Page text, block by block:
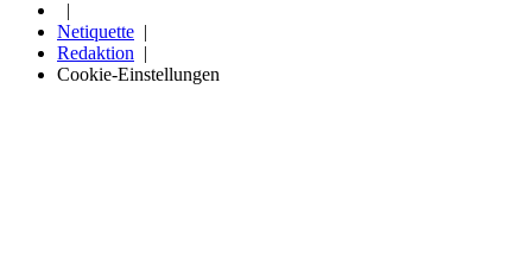
Netiquette
Redaktion
Cookie-Einstellungen